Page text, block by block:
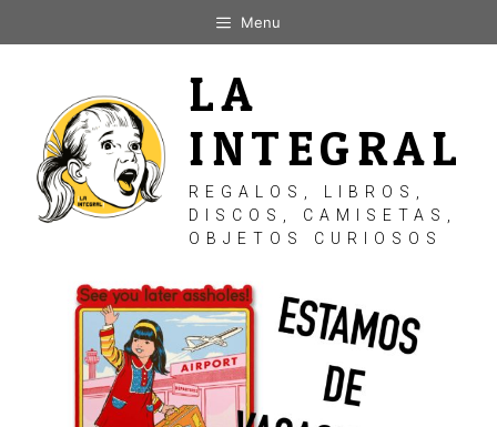
al
Menu
LA
INTEGRAL
REGALOS, LIBROS,
DISCOS, CAMISETAS,
OBJETOS CURIOSOS